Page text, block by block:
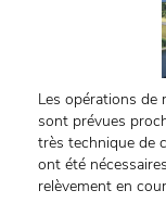
Les opérations de
sont prévues
très technique de
ont été
relèvement en